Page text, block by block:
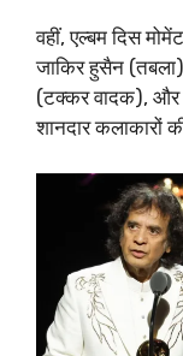
2024
वहीं, एल्बम दिस
जाकिर हुसैन
(टक्कर वादक), और
शानदार कलाकारों